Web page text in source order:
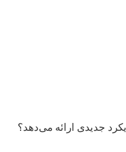
جدیدی ارائه می‌دهد؟